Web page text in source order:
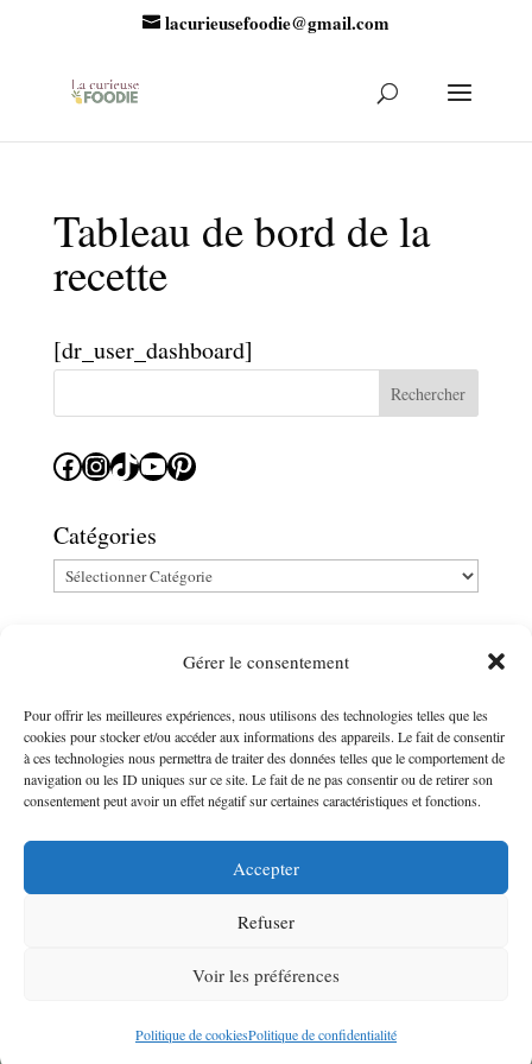
Gérer le consentement
Pour offrir les meilleures expériences, nous utilisons des technologies telles que les
cookies pour stocker et/ou accéder aux informations des appareils. Le fait de consentir
à ces technologies nous permettra de traiter des données telles que le comportement de
navigation ou les ID uniques sur ce site. Le fait de ne pas consentir ou de retirer son
consentement peut avoir un effet négatif sur certaines caractéristiques et fonctions.
Accepter
Refuser
Voir les préférences
Politique de cookiesPolitique de confidentialité
lacurieusefoodie@gmail.com
Tableau de bord de la
recette
[dr_user_dashboard]
Rechercher
Facebook
Instagram
TikTok
YouTube
Pinterest
Catégories
Kit média
Politique de confidentialité
Politique de cookies (CA)
La curieuse foodie © 2026